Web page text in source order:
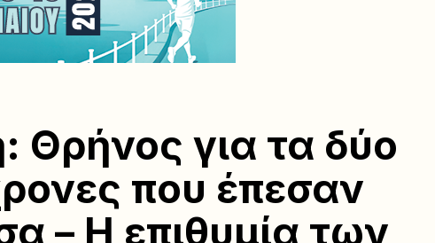
Θρήνος για τα δύο
που έπεσαν
– Η επιθυμία των